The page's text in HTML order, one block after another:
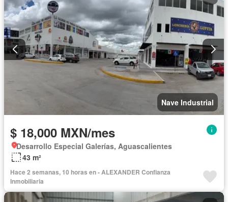
Nave Industrial
$ 18,000 MXN/mes
Desarrollo Especial Galerías, Aguascalientes
43 m²
Hace 2 semanas, 10 horas en - ALEXANDER Confianza
Inmobiliaria